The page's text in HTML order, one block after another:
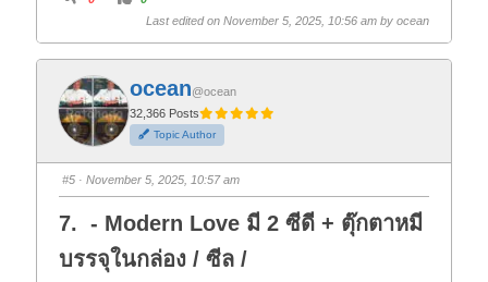
k
r
t
h
u
m
b
s
d
o
w
n
k
t
u
m
b
s
u
.
Last edited on November 5, 2025, 10:56 am by ocean
ocean@ocean
32,366 Posts
Topic Author
#5 · November 5, 2025, 10:57 am
7. - Modern Love มี 2 ซีดี + ตุ๊กตาหมี
บรรจุในกล่อง / ซีล /